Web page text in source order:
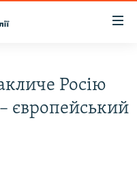
Росію
європейський